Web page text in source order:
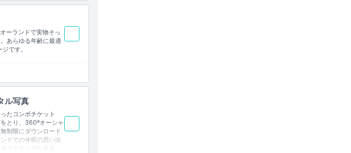
ーランドで実物そっ
あらゆる年齢に最適
です。
ル写真
たコンボチケット
とり、360°オーシャ
制限にダウンロード
ドでの休暇の思い出
ラクティブな展示、